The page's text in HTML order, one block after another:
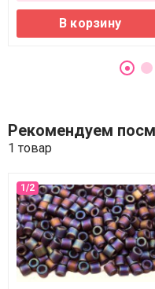
В корзину
Рекомендуем
1 товар